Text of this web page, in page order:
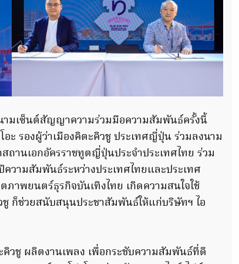
ามเซ็นต์สัญญาความร่วมมือความสัมพันธ์ครั้งนี้
ะ รองผู้ว่าเมืองคิตะคิวชู ประเทศญี่ปุ่น ร่วมลงนาม
ถานเอกอัครราชทูตญี่ปุ่นประจำประเทศไทย ร่วม
ามสัมพันธ์ระหว่างประเทศไทยและประเทศ
าพยนตร์ธุรกิจบันเทิงไทย เกิดความสนใจใช้
ก็ช่วยสนับสนุนประชาสัมพันธ์ให้แก่บริษัทฯ ไอ
วชู ผลิตงานเพลง เพื่อกระชับความสัมพันธ์ที่ดี